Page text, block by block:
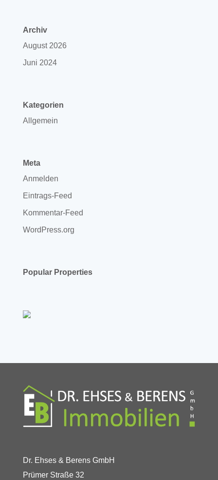
Archiv
August 2026
Juni 2024
Kategorien
Allgemein
Meta
Anmelden
Eintrags-Feed
Kommentar-Feed
WordPress.org
Popular Properties
Dr. Ehses & Berens GmbH
Prümer Straße 32